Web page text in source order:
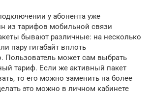
у абонента уже
из тарифов мобильной связи
бывают различные: на несколько
пару гигабайт вплоть
Пользователь может сам выбрать
тариф. Если же активный пакет
то его можно заменить на более
это можно в личном кабинете